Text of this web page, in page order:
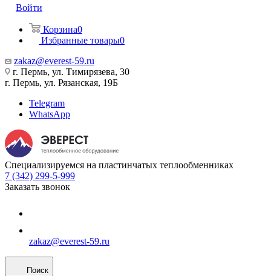
Войти
Корзина0
Избранные товары0
zakaz@everest-59.ru
г. Пермь, ул. Тимирязева, 30
г. Пермь, ул. Рязанская, 19Б
Telegram
WhatsApp
Специализируемся на пластинчатых теплообменниках
7 (342) 299-5-999
Заказать звонок
zakaz@everest-59.ru
Поиск